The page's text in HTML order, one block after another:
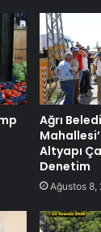
Ağrı
Altyapı
Denetim
Ağustos 8,